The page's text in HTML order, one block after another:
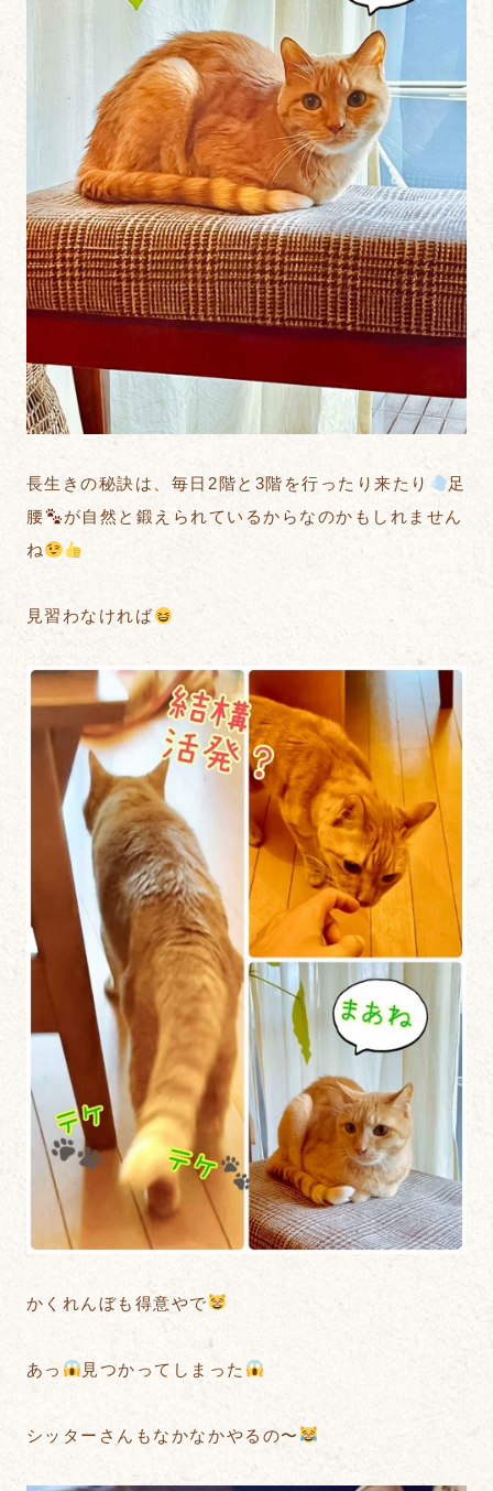
長生きの秘訣は、毎日2階と3階を行ったり来たり
足
腰
が自然と鍛えられているからなのかもしれません
ね
見習わなければ
かくれんぼも得意やで
あっ 見つかってしまった
シッターさんもなかなかやるの〜